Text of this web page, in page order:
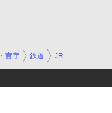
官庁 鉄道 JR